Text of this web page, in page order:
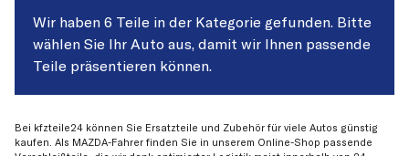
Wir haben 6 Teile in der Kategorie gefunden. Bitte
wählen Sie Ihr Auto aus, damit wir Ihnen passende
Teile präsentieren können.
Bei kfzteile24 können Sie Ersatzteile und Zubehör für viele Autos günstig
kaufen. Als MAZDA-Fahrer finden Sie in unserem Online-Shop passende